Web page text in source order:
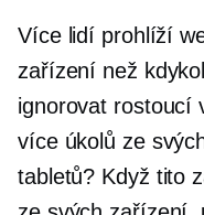
Více lidí prohlíží
zařízení než
ignorovat rostoucí
více úkolů ze
tabletů? Když tito